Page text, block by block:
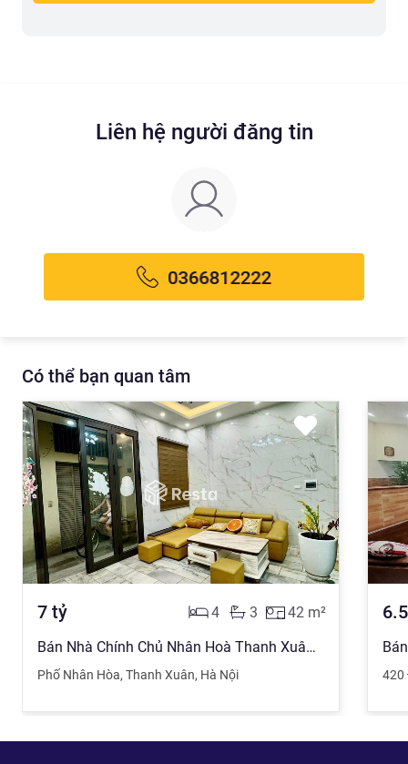
Liên hệ người đăng tin
Có thể bạn quan tâm
7 tỷ 42 m²
3
4
Bán Nhà Chính Chủ Nhân Hoà Thanh Xuân 42m
Phố Nhân Hòa, Thanh Xuân, Hà Nội
6.5
420